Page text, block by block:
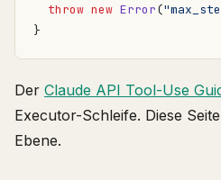
throw new Error(
}
Der Claude API Tool-Use
Executor-Schleife. Diese
Ebene.